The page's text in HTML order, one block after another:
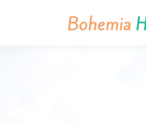
Bohemia